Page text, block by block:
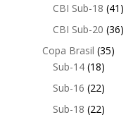
CBI Sub-18 (41)
CBI Sub-20 (36)
Copa Brasil (35)
Sub-14(18)
Sub-16 (22)
Sub-18 (22)